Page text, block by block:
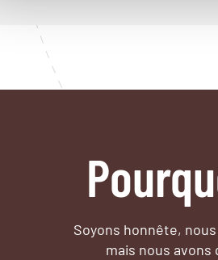
Soyons honnête,
mais nous